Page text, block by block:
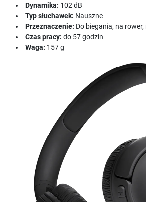
Dynamika: 102 dB
Typ słuchawek: Nauszne
Przeznaczenie: Do biegania, na rower,
Czas pracy: do 57 godzin
Waga: 157 g